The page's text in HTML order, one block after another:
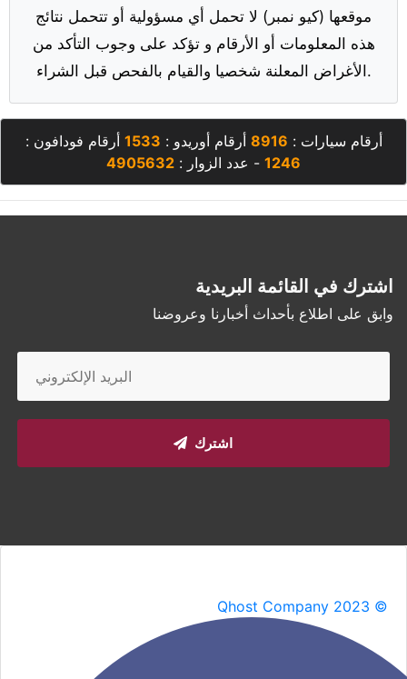
موقعها (كيو نمبر) لا تحمل أي مسؤولية أو تتحمل نتائج
هذه المعلومات أو الأرقام و تؤكد على وجوب التأكد من
الأغراض المعلنة شخصيا والقيام بالفحص قبل الشراء.
أرقام سيارات : 8916 أرقام أوريدو : 1533 أرقام فودافون :
1246 - عدد الزوار : 4905632
اشترك في القائمة البريدية
وابق على اطلاع بأحداث أخبارنا وعروضنا
اشترك
Qhost Company 2023 ©